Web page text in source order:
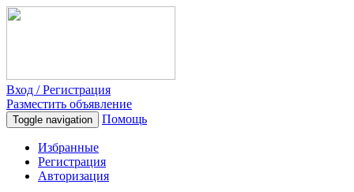
Вход / Регистрация
Разместить объявление
Toggle navigation Помощь
Избранные
Регистрация
Авторизация